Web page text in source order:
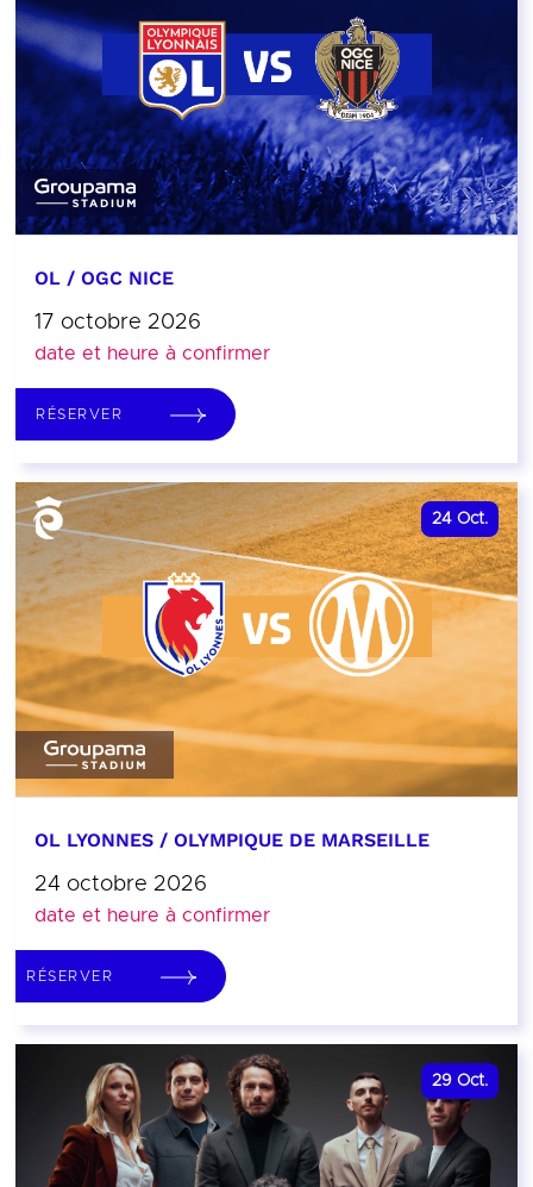
OL / OGC NICE
17 octobre 2026
date et heure à confirmer
RÉSERVER
24 Oct.
OL LYONNES / OLYMPIQUE DE MARSEILLE
24 octobre 2026
date et heure à confirmer
RÉSERVER
29 Oct.